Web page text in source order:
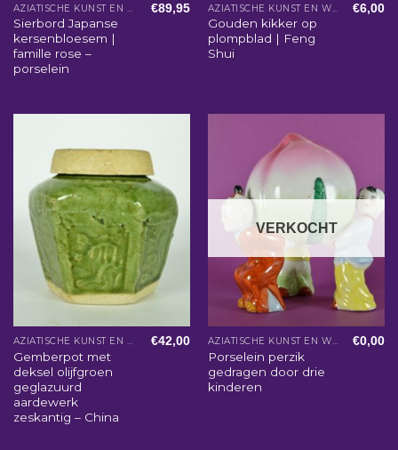
AZIATISCHE KUNST EN WOONACCESSOIRES
Sierbord Japanse
kersenbloesem |
famille rose –
porselein
€89,95 AZIATISCHE KUNST EN WOONACCESSOIRES
Gouden kikker op
plompblad | Feng
Shui
€6,00
AZIATISCHE KUNST EN WOONACCESSOIRES
Gemberpot met
deksel olijfgroen
geglazuurd
aardewerk
zeskantig – China
€42,00
VERKOCHT
AZIATISCHE KUNST EN WOONACCESSOIRES
Porselein perzik
gedragen door drie
kinderen
€0,00